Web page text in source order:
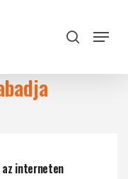
search
Menu
interneten
Close